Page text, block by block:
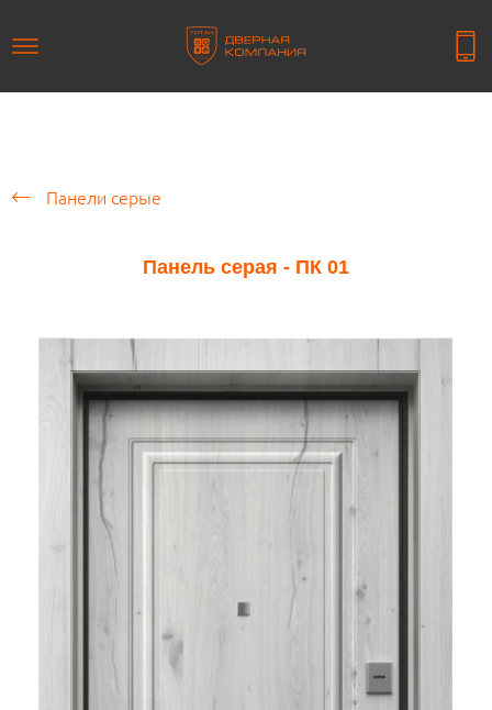
Панели серые
Панель серая - ПК 01